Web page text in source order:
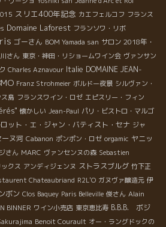
スリエ400年記念 カエフェルコフ フランス
Domaine Laforest フランソワ・リボ
ゴーさん BOM Yamada san サロン 2018年・
さん 東京・神田・リショームワイン会 ヴァンサン
Charles Aznavour Italie DOMAINE JEAN-
Franz Strohmeier ボルドー夜景 シルヴァン・
島 フランスワイン・ロゼ エピスリー・フィン
懐かしい Jean-Paul パリ・ビストロ・マルゴ
ット・エ・ジャン・バティスト・セナ ジャ
ーヌ河 Cabanon ポンポン・ロゼ orgamic ヤニッ
さん MARC ヴァンセンヌの森 Sebastien
クス アンディジェンヌ ストラスブルグ 竹下正
Chateaubriand R2L'O ガヌヴァ醸造元 伊
ボン Clos Baquey Paris Belleville 俊さん Alain
BINNER ワイン小売店 東京恵比寿 B.B.B. ボジ
Benoit Courault オー・ラングドックの